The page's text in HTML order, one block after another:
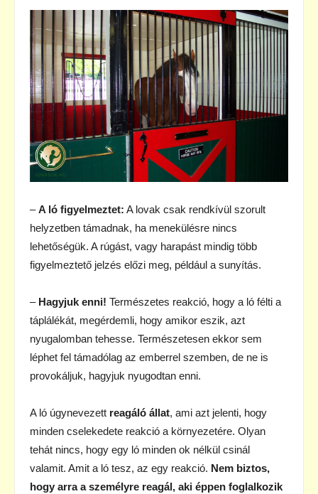
–A ló figyelmeztet: A lovak csak rendkívül szorult
helyzetben támadnak, ha menekülésre nincs
lehetőségük. A rúgást, vagy harapást mindig több
figyelmeztető jelzés előzi meg, például a sunyítás.
– Hagyjuk enni! Természetes reakció, hogy a ló félti a
táplálékát, megérdemli, hogy amikor eszik, azt
nyugalomban tehesse. Természetesen ekkor sem
léphet fel támadólag az emberrel szemben, de ne is
provokáljuk, hagyjuk nyugodtan enni.
A ló úgynevezett reagáló állat, ami azt jelenti, hogy
minden cselekedete reakció a környezetére. Olyan
tehát nincs, hogy egy ló minden ok nélkül csinál
valamit. Amit a ló tesz, az egy reakció. Nem biztos,
hogy arra a személyre reagál, aki éppen foglalkozik